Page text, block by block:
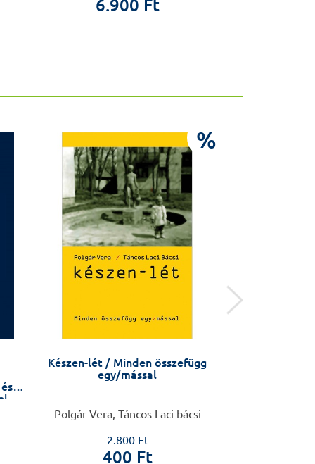
6.900 Ft
%
Készen-lét / Minden összefügg
egy/mással
Polgár Vera, Táncos Laci bácsi
2.800 Ft
400 Ft